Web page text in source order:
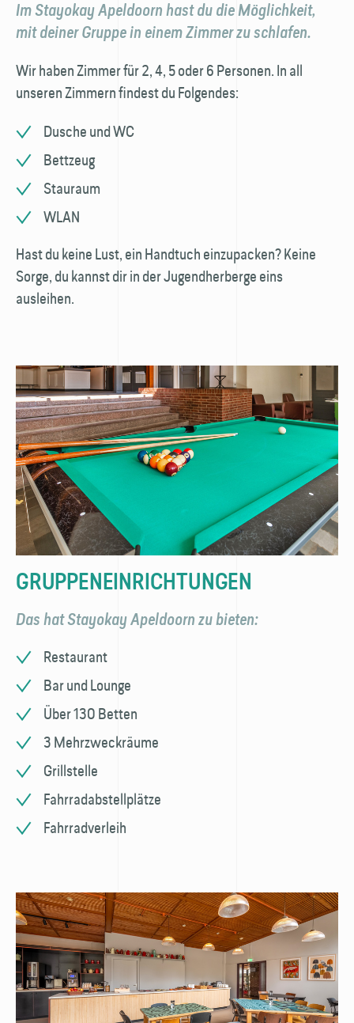
Im Stayokay Apeldoorn hast du die Möglichkeit,
mit deiner Gruppe in einem Zimmer zu schlafen.
Wir haben Zimmer für 2, 4, 5 oder 6 Personen. In all
unseren Zimmern findest du Folgendes:
Dusche und WC
Bettzeug
Stauraum
WLAN
Hast du keine Lust, ein Handtuch einzupacken? Keine
Sorge, du kannst dir in der Jugendherberge eins
ausleihen.
GRUPPENEINRICHTUNGEN
Das hat Stayokay Apeldoorn zu bieten:
Restaurant
Bar und Lounge
Über 130 Betten
3 Mehrzweckräume
Grillstelle
Fahrradabstellplätze
Fahrradverleih